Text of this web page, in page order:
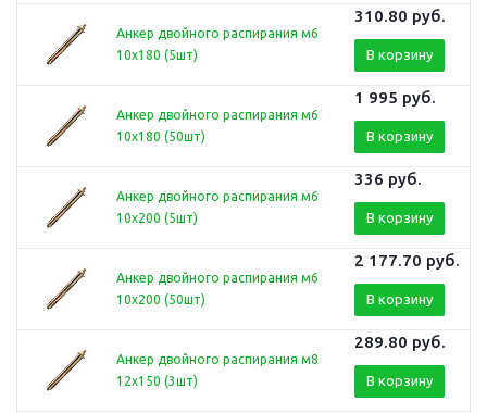
Анкер двойного распирания м6
10х180 (5шт)
310.80 руб.
В корзину
Анкер двойного распирания м6
10х180 (50шт)
1 995 руб.
В корзину
Анкер двойного распирания м6
10х200 (5шт)
336 руб.
В корзину
Анкер двойного распирания м6
10х200 (50шт)
2 177.70 руб.
В корзину
Анкер двойного распирания м8
12х150 (3шт)
289.80 руб.
В корзину